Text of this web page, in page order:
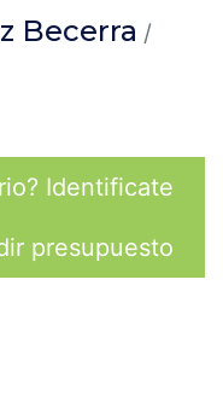
Becerra /
Identificate
presupuesto